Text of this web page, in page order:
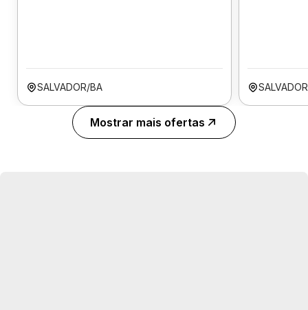
SALVADOR/BA
Mostrar mais ofertas